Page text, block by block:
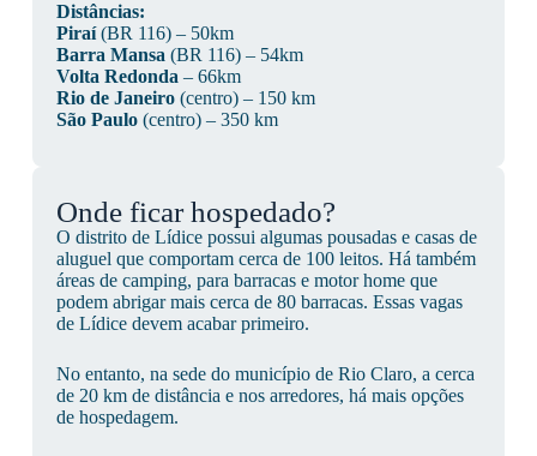
Distâncias:
Piraí(BR 116) – 50km
Barra Mansa (BR 116) – 54km
Volta Redonda – 66km
Rio de Janeiro(centro) – 150 km
São Paulo(centro) – 350 km
Onde ficar hospedado?
O distrito de Lídice possui algumas pousadas e casas de
aluguel que comportam cerca de 100 leitos. Há também
áreas de camping, para barracas e motor home que
podem abrigar mais cerca de 80 barracas. Essas vagas
de Lídice devem acabar primeiro.
No entanto, na sede do município de Rio Claro, a cerca
de 20 km de distância e nos arredores, há mais opções
de hospedagem.